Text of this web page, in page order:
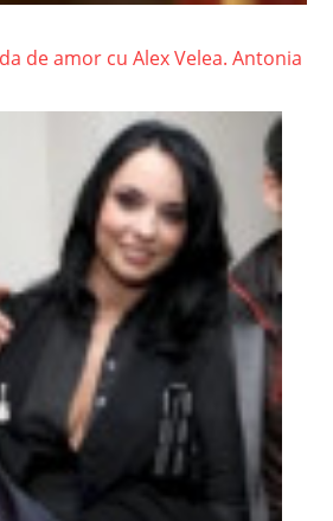
de amor cu Alex Velea. Antonia